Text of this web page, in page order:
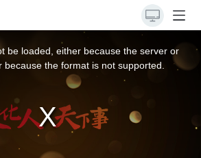
be loaded, either because the server or
because the format is not supported.